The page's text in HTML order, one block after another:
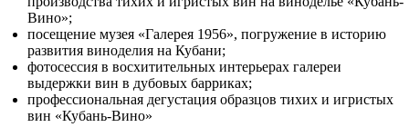
Вино»;
посещение музея «Галерея 1956», погружение в историю
развития виноделия на Кубани;
фотосессия в восхитительных интерьерах галереи
выдержки вин в дубовых барриках;
профессиональная дегустация образцов тихих и игристых
вин «Кубань-Вино»